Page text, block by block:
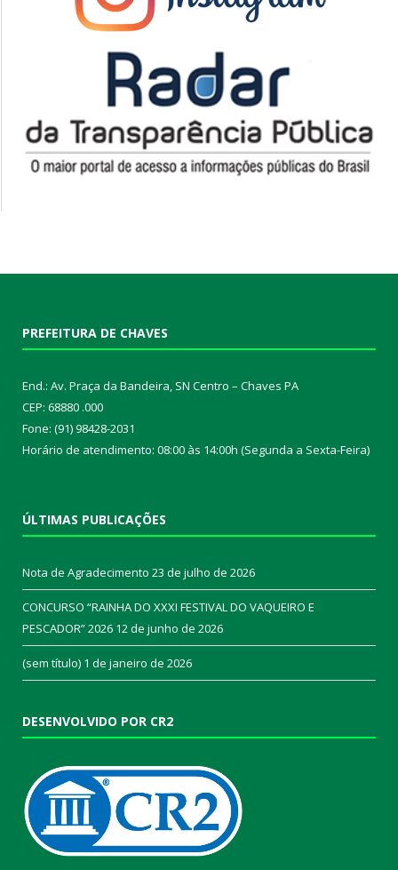
PREFEITURA DE CHAVES
End.: Av. Praça da Bandeira, SN Centro – Chaves PA
CEP: 68880 .000
Fone: (91) 98428-2031
Horário de atendimento: 08:00 às 14:00h (Segunda a Sexta-Feira)
ÚLTIMAS PUBLICAÇÕES
Nota de Agradecimento 23 de julho de 2026
CONCURSO “RAINHA DO XXXI FESTIVAL DO VAQUEIRO E
PESCADOR” 2026 12 de junho de 2026
(sem título) 1 de janeiro de 2026
DESENVOLVIDO POR CR2